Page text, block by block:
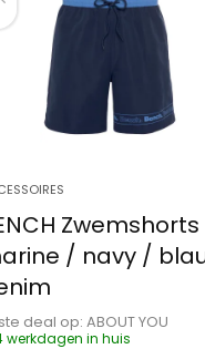
Zwemshorts
/ navy /
deal op:
ABOUT YOU
werkdagen in huis